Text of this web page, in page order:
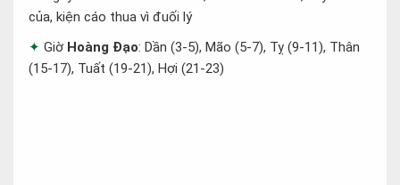
của, kiện cáo thua vì đuối lý
Giờ Hoàng Đạo: Dần (3-5), Mão (5-7), Tỵ (9-11), Thân
(15-17), Tuất (19-21), Hợi (21-23)